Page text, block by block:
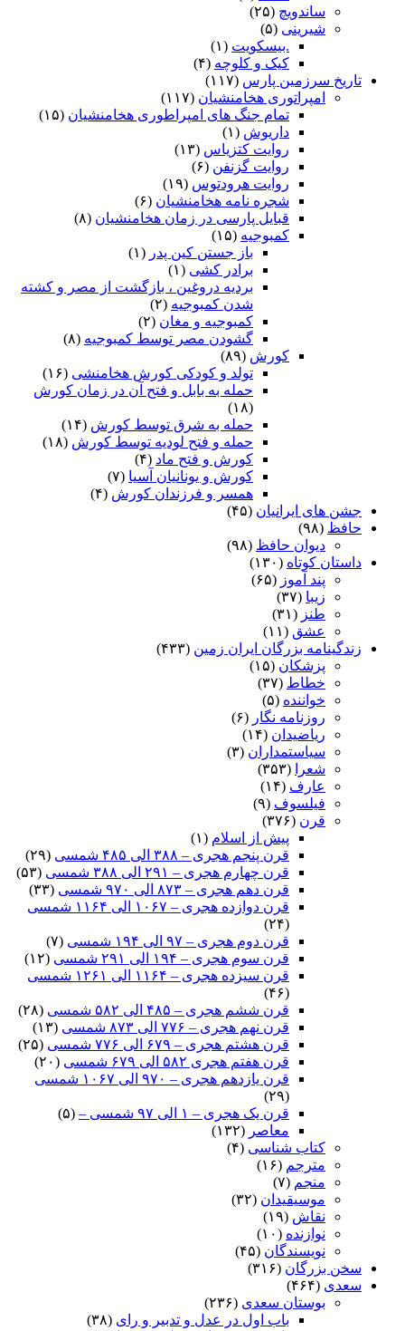
ساندویچ (۲۵)
شیرینی (۵)
.بیسکویت (۱)
کیک و کلوچه (۴)
تاریخ سرزمین پارس (۱۱۷)
امپراتوری هخامنشیان (۱۱۷)
تمام جنگ های امپراطوری هخامنشیان (۱۵)
داریوش (۱)
روایت کتزیاس (۱۳)
روایت گزنفن (۶)
روایت هرودتوس (۱۹)
شجره نامه هخامنشیان (۶)
قبایل پارسی در زمان هخامنشیان (۸)
کمبوجیه (۱۵)
باز جستن کین پدر (۱)
برادر کشی (۱)
بردیه دروغین ، بازگشت از مصر و کشته
شدن کمبوجیه (۲)
کمبوجیه و مغان (۲)
گشودن مصر توسط کمبوجیه (۸)
کورش (۸۹)
تولد و کودکی کورش هخامنشی (۱۶)
حمله به بابل و فتح آن در زمان کورش
(۱۸)
حمله به شرق توسط کورش (۱۴)
حمله و فتح لودیه توسط کورش (۱۸)
کورش و فتح ماد (۴)
کورش و یونانیان آسیا (۷)
همسر و فرزندان کورش (۴)
جشن های ایرانیان (۴۵)
حافظ (۹۸)
دیوان حافظ (۹۸)
داستان کوتاه (۱۳۰)
پند آموز (۶۵)
زیبا (۳۷)
طنز (۳۱)
عشق (۱۱)
زندگینامه بزرگان ایران زمین (۴۳۳)
پزشکان (۱۵)
خطاط (۳۷)
خواننده (۵)
روزنامه نگار (۶)
ریاضیدان (۱۴)
سیاستمداران (۳)
شعرا
(۳۵۳)
عارف (۱۴)
فیلسوف (۹)
قرن (۳۷۶)
پیش از اسلام (۱)
قرن پنجم هجری – ۳۸۸ الی ۴۸۵ شمسی
(۲۹)
قرن چهارم هجری – ۲۹۱ الی ۳۸۸ شمسی
(۵۳)
قرن دهم هجری – ۸۷۳ الی ۹۷۰ شمسی
(۳۳)
قرن دوازده هجری – ۱۰۶۷ الی ۱۱۶۴ شمسی
(۲۴)
قرن دوم هجری – ۹۷ الی ۱۹۴ شمسی
(۷)
قرن سوم هجری – ۱۹۴ الی ۲۹۱ شمسی
(۱۲)
قرن سیزده هجری – ۱۱۶۴ الی ۱۲۶۱ شمسی
(۴۶)
قرن ششم هجری – ۴۸۵ الی ۵۸۲ شمسی
(۲۸)
قرن نهم هجری – ۷۷۶ الی ۸۷۳ شمسی
(۱۳)
قرن هشتم هجری – ۶۷۹ الی ۷۷۶ شمسی
(۲۵)
قرن هفتم هجری ۵۸۲ الی ۶۷۹ شمسی
(۲۰)
قرن یازدهم هجری – ۹۷۰ الی ۱۰۶۷ شمسی
(۲۹)
قرن یک هجری – ۱ الی ۹۷ شمسی –
(۵)
معاصر (۱۳۲)
کتاب شناسی (۴)
مترجم (۱۶)
منجم (۷)
موسیقیدان (۳۲)
نقاش (۱۹)
نوازنده (۱۰)
نویسندگان (۴۵)
سخن بزرگان (۳۱۶)
سعدی (۴۶۴)
بوستان سعدی (۲۳۶)
باب اول در عدل و تدبیر و رای (۳۸)